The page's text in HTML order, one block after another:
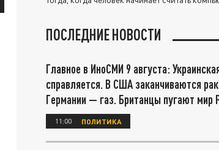
ПОСЛЕДНИЕ НОВОСТИ
Главное в ИноСМИ 9 августа:
справляется. В США заканчиваются
Германии — газ. Британцы пугают мир
11:00 ПОЛИТИКА